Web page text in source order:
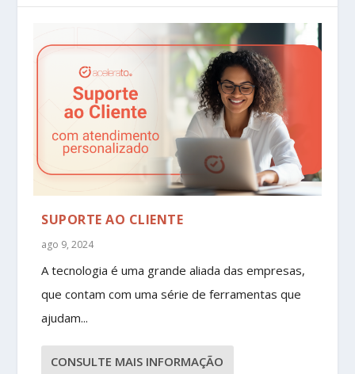
SUPORTE AO CLIENTE
ago 9, 2024
A tecnologia é uma grande aliada das empresas,
que contam com uma série de ferramentas que
ajudam...
CONSULTE MAIS INFORMAÇÃO